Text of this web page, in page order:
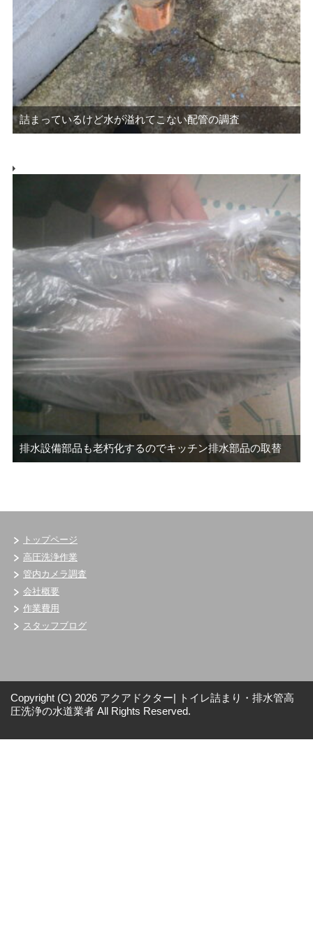
詰まっているけど水が溢れてこない配管の調査
排水設備部品も老朽化するのでキッチン排水部品の取替
トップページ
高圧洗浄作業
管内カメラ調査
会社概要
作業費用
スタッフブログ
Copyright (C) 2026 アクアドクター| トイレ詰まり・排水管高
圧洗浄の水道業者 All Rights Reserved.